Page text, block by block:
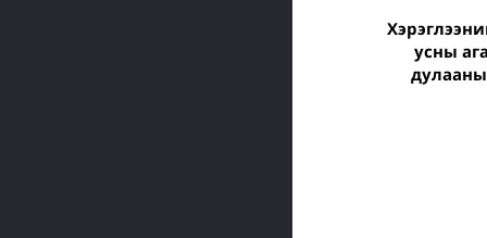
хэрэглээний халуун
усны
дулааны